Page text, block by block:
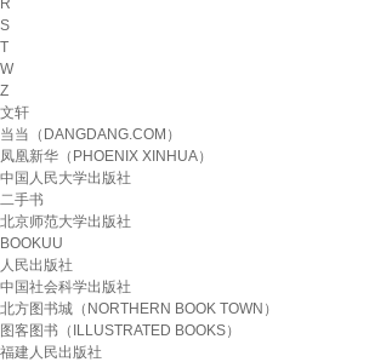
R
S
T
W
Z
文轩
当当（DANGDANG.COM）
凤凰新华（PHOENIX XINHUA）
中国人民大学出版社
二手书
北京师范大学出版社
BOOKUU
人民出版社
中国社会科学出版社
北方图书城（NORTHERN BOOK TOWN）
图客图书（ILLUSTRATED BOOKS）
福建人民出版社